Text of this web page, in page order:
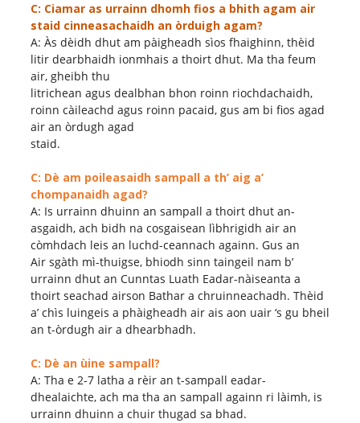
C: Ciamar as urrainn dhomh fios a bhith agam air
staid cinneasachaidh an òrduigh agam?
A: Às dèidh dhut am pàigheadh ​​sìos fhaighinn, thèid
litir dearbhaidh ionmhais a thoirt dhut. Ma tha feum
air, gheibh thu
litrichean agus dealbhan bhon roinn riochdachaidh,
roinn càileachd agus roinn pacaid, gus am bi fios agad
air an òrdugh agad
staid.
C: Dè am poileasaidh sampall a th’ aig a’
chompanaidh agad?
A: Is urrainn dhuinn an sampall a thoirt dhut an-
asgaidh, ach bidh na cosgaisean lìbhrigidh air an
còmhdach leis an luchd-ceannach againn. Gus an
Air sgàth mì-thuigse, bhiodh sinn taingeil nam b’
urrainn dhut an Cunntas Luath Eadar-nàiseanta a
thoirt seachad airson Bathar a chruinneachadh. Thèid
a’ chìs luingeis a phàigheadh ​​air ais aon uair ‘s gu bheil
an t-òrdugh air a dhearbhadh.
C: Dè an ùine sampall?
A: Tha e 2-7 latha a rèir an t-sampall eadar-
dhealaichte, ach ma tha an sampall againn ri làimh, is
urrainn dhuinn a chuir thugad sa bhad.